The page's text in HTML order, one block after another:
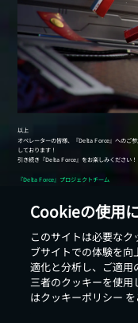
Cookieの使用
このサイトは必要な
ブサイトでの体験を
適化と分析し、ご適
三者のクッキーを使用
はクッキーポリシー を